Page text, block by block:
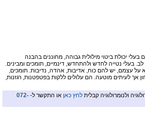
בעלי יכולת ביטוי מילולית גבוהה, מחוננים בהבנה
לב. בעלי נטייה לחדש ולהתחדש, דינמיים, תומכים ומבינים.
על עצמם, יש להם כוח, אדיבות, אהדה, נדיבות. תומכים,
אך לעיתים מוטעה. הם עלולים ללקות בפטפטנות, רגזנות,
ולנומרולוגיה קבלית לחץ כאן או התקשר ל- 072-